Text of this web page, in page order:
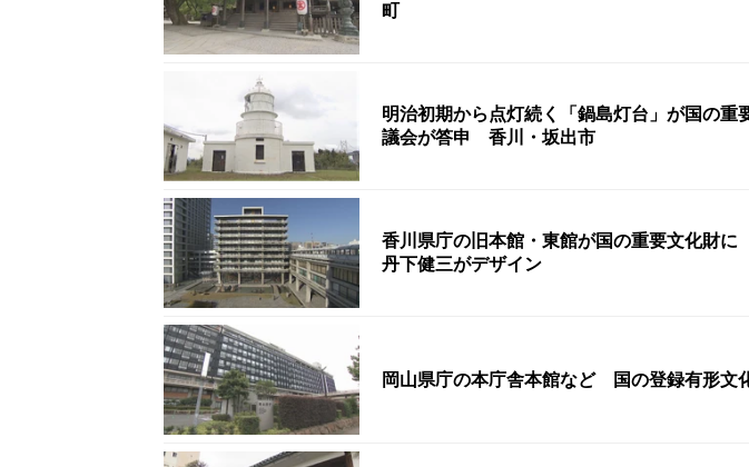
町
明治初期から点灯続く「鍋島灯台」が国の
議会が答申 香川・坂出市
香川県庁の旧本館・東館が国の重要文化財
丹下健三がデザイン
岡山県庁の本庁舎本館など 国の登録有形文